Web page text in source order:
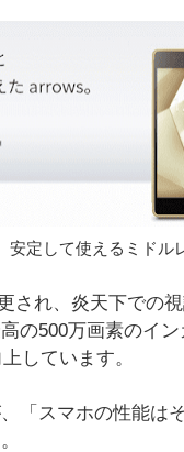
定して使えるミドル
され、炎天下での
の500万画素のイ
しています。
「スマホの性能は